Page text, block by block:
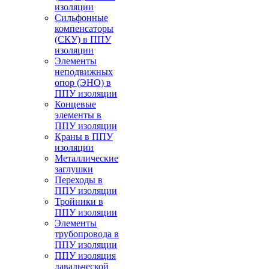
изоляции
Cильфонные
компенсаторы
(СКУ) в ППУ
изоляции
Элементы
неподвижных
опор (ЭНО) в
ППУ изоляции
Концевые
элементы в
ППУ изоляции
Краны в ППУ
изоляции
Металлические
заглушки
Переходы в
ППУ изоляции
Тройники в
ППУ изоляции
Элементы
трубопровода в
ППУ изоляции
ППУ изоляция
давальческой